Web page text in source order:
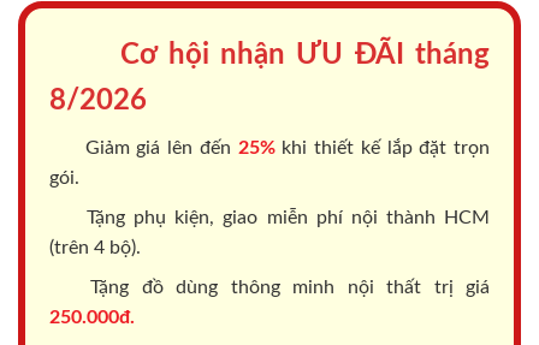
Cơ hội nhận ƯU ĐÃI tháng
8/2026
Giảm giá lên đến 25%khi thiết kế lắp đặt trọn
gói.
Tặng phụ kiện, giao miễn phí nội thành HCM
(trên 4 bộ).
Tặng đồ dùng thông minh nội thất trị giá
250.000đ.